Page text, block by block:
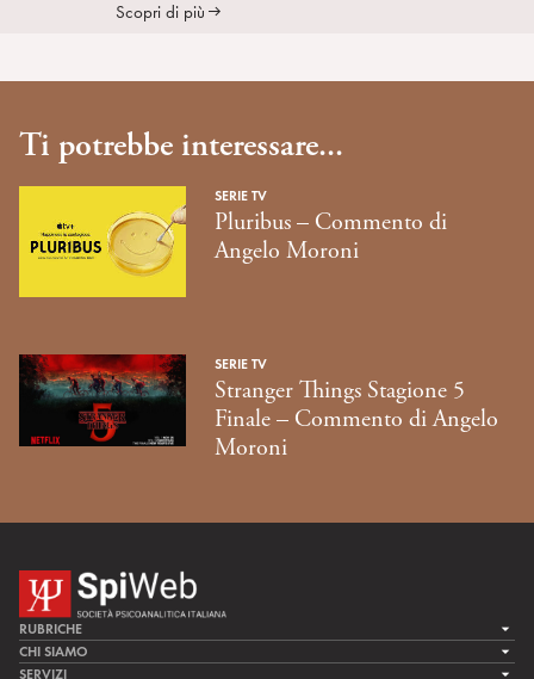
Scopri di più
Ti potrebbe interessare...
SERIE TV
Pluribus – Commento di
Angelo Moroni
SERIE TV
Stranger Things Stagione 5
Finale – Commento di Angelo
Moroni
RUBRICHE
LA CURA
CHI SIAMO
LA SPI
SERVIZI